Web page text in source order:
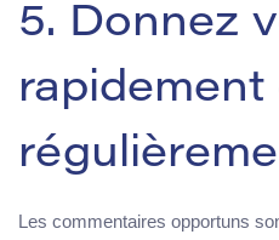
5. Donnez
rapidement
Les commentaires opportuns